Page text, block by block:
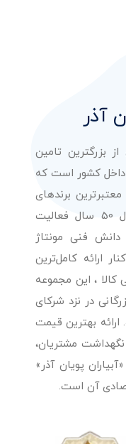
آذر
بزرگترین تامین
داخل کشور است که
برندهای
شناخته شده بین‌المللی را در طول 50 سال فعالیت
فنی مونتاژ
ارائه کامل‌ترین
، این مجموعه
در نزد شرکای
بهترین قیمت
مشتریان،
پویان آذر»
آن است.